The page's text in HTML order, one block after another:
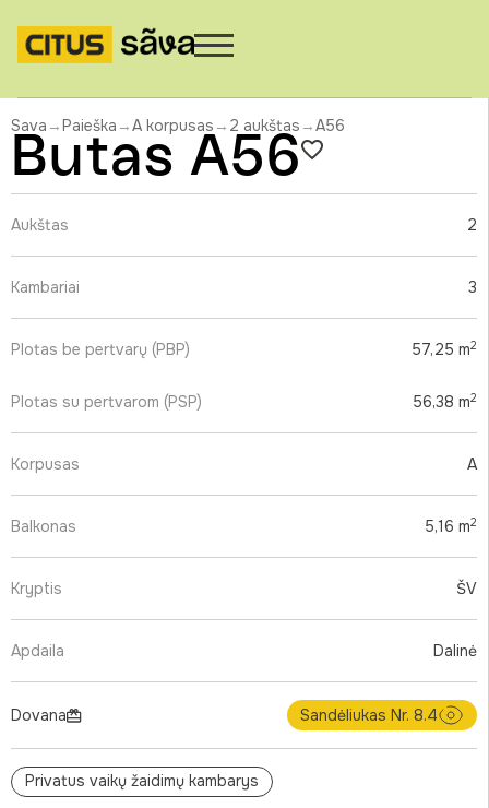
Sava →Paieška →A korpusas → 2 aukštas →A56
Butas A56
Aukštas 2
Kambariai 3
Plotas be pertvarų (PBP) 57,25 m2
Plotas su pertvarom (PSP) 56,38 m2
Korpusas A
Balkonas 5,16 m2
Kryptis ŠV
Apdaila Dalinė
Dovana Sandėliukas Nr. 8.4
Privatus vaikų žaidimų kambarys